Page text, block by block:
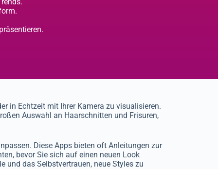
in Echtzeit mit Ihrer Kamera zu visualisieren.
Auswahl an Haarschnitten und Frisuren,
Diese Apps bieten oft Anleitungen zur
bevor Sie sich auf einen neuen Look
und das Selbstvertrauen, neue Styles zu